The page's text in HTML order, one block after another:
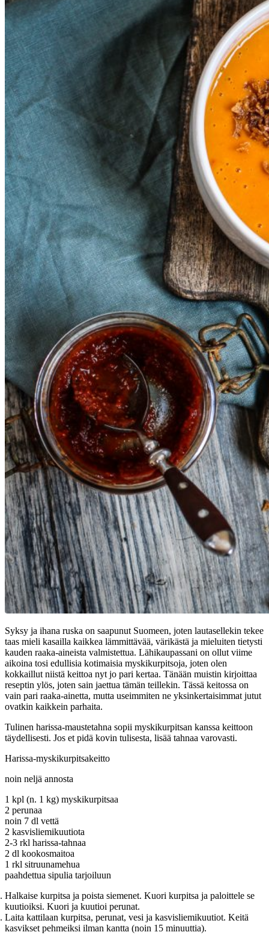
Syksy ja ihana ruska on saapunut Suomeen, joten lautasellekin tekee
taas mieli kasailla kaikkea lämmittävää, värikästä ja mieluiten tietysti
kauden raaka-aineista valmistettua. Lähikaupassani on ollut viime
aikoina tosi edullisia kotimaisia myskikurpitsoja, joten olen
kokkaillut niistä keittoa nyt jo pari kertaa. Tänään muistin kirjoittaa
reseptin ylös, joten sain jaettua tämän teillekin. Tässä keitossa on
vain pari raaka-ainetta, mutta useimmiten ne yksinkertaisimmat jutut
ovatkin kaikkein parhaita.
Tulinen harissa-maustetahna sopii myskikurpitsan kanssa keittoon
täydellisesti. Jos et pidä kovin tulisesta, lisää tahnaa varovasti.
Harissa-myskikurpitsakeitto
noin neljä annosta
1 kpl (n. 1 kg) myskikurpitsaa
2 perunaa
noin 7 dl vettä
2 kasvisliemikuutiota
2-3 rkl harissa-tahnaa
2 dl kookosmaitoa
1 rkl sitruunamehua
paahdettua sipulia tarjoiluun
Halkaise kurpitsa ja poista siemenet. Kuori kurpitsa ja paloittele se
kuutioiksi. Kuori ja kuutioi perunat.
Laita kattilaan kurpitsa, perunat, vesi ja kasvisliemikuutiot. Keitä
kasvikset pehmeiksi ilman kantta (noin 15 minuuttia).